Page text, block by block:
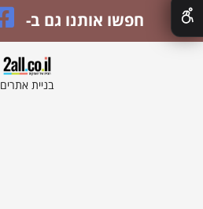
חפשו אותנו גם ב-
בניית אתרים